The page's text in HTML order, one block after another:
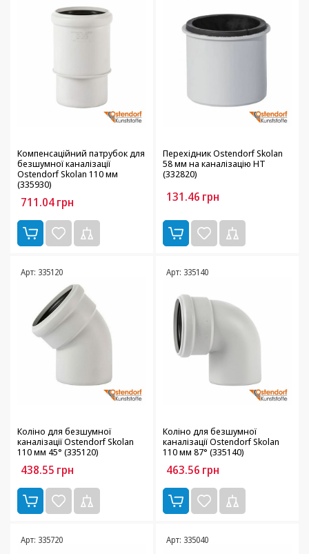
Компенсаційний патрубок для
безшумної каналізації
Ostendorf Skolan 110 мм
(335930)
711.04грн
Перехідник Ostendorf Skolan
58 мм на каналізацію HT
(332820)
131.46 грн
Арт: 335120
Коліно для безшумної
каналізації Ostendorf Skolan
110 мм 45° (335120)
438.55 грн
Арт: 335140
Коліно для безшумної
каналізації Ostendorf Skolan
110 мм 87° (335140)
463.56 грн
Арт: 335720 Арт: 335040